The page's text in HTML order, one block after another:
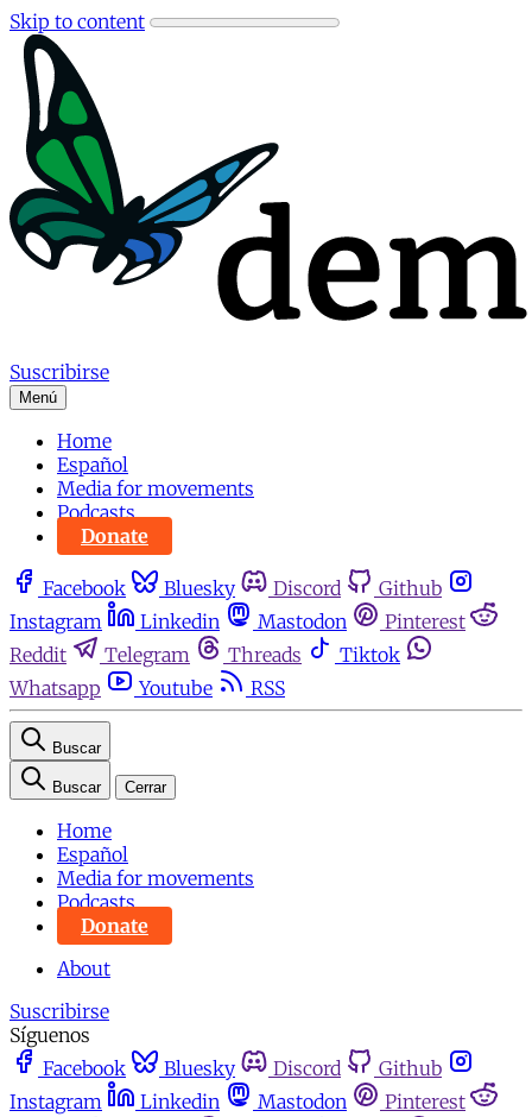
Skip to content
Suscribirse
Menú
Home
Español
Media for movements
Podcasts
Donate
Facebook Bluesky Discord
Github
Instagram
Linkedin Mastodon
Pinterest
Reddit
Telegram Threads
Tiktok
Whatsapp
Youtube RSS
Buscar
Buscar Cerrar
Home
Español
Media for movements
Podcasts
Donate
About
Suscribirse
Síguenos
Facebook
Bluesky Discord
Github
Instagram
Linkedin Mastodon
Pinterest